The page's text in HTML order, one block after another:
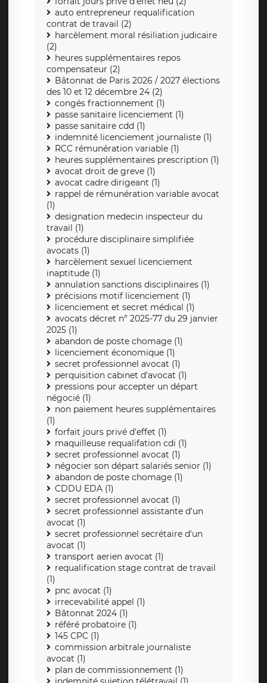
auto entrepreneur requalification
contrat de travail (2)
harcèlement moral résiliation judicaire
(2)
heures supplémentaires repos
compensateur (2)
Bâtonnat de Paris 2026 / 2027 élections
des 10 et 12 décembre 24 (2)
congés fractionnement (1)
passe sanitaire licenciement (1)
passe sanitaire cdd (1)
indemnité licenciement journaliste (1)
RCC rémunération variable (1)
heures supplémentaires prescription (1)
avocat droit de greve (1)
avocat cadre dirigeant (1)
rappel de rémunération variable avocat
(1)
designation medecin inspecteur du
travail (1)
procédure disciplinaire simplifiée
avocats (1)
harcèlement sexuel licenciement
inaptitude (1)
annulation sanctions disciplinaires (1)
précisions motif licenciement (1)
licenciement et secret médical (1)
avocats décret n° 2025-77 du 29 janvier
2025 (1)
abandon de poste chomage (1)
licenciement économique (1)
secret professionnel avocat (1)
perquisition cabinet d'avocat (1)
pressions pour accepter un départ
négocié (1)
non paiement heures supplémentaires
(1)
forfait jours privé d'effet (1)
maquilleuse requalifation cdi (1)
secret professionnel avocat (1)
négocier son départ salariés senior (1)
abandon de poste chomage (1)
CDDU EDA (1)
secret professionnel avocat (1)
secret professionnel assistante d'un
avocat (1)
secret professionnel secrétaire d'un
avocat (1)
transport aerien avocat (1)
requalification stage contrat de travail
(1)
pnc avocat (1)
irrecevabilité appel (1)
Bâtonnat 2024 (1)
référé probatoire (1)
145 CPC (1)
commission arbitrale journaliste
avocat (1)
plan de commissionnement (1)